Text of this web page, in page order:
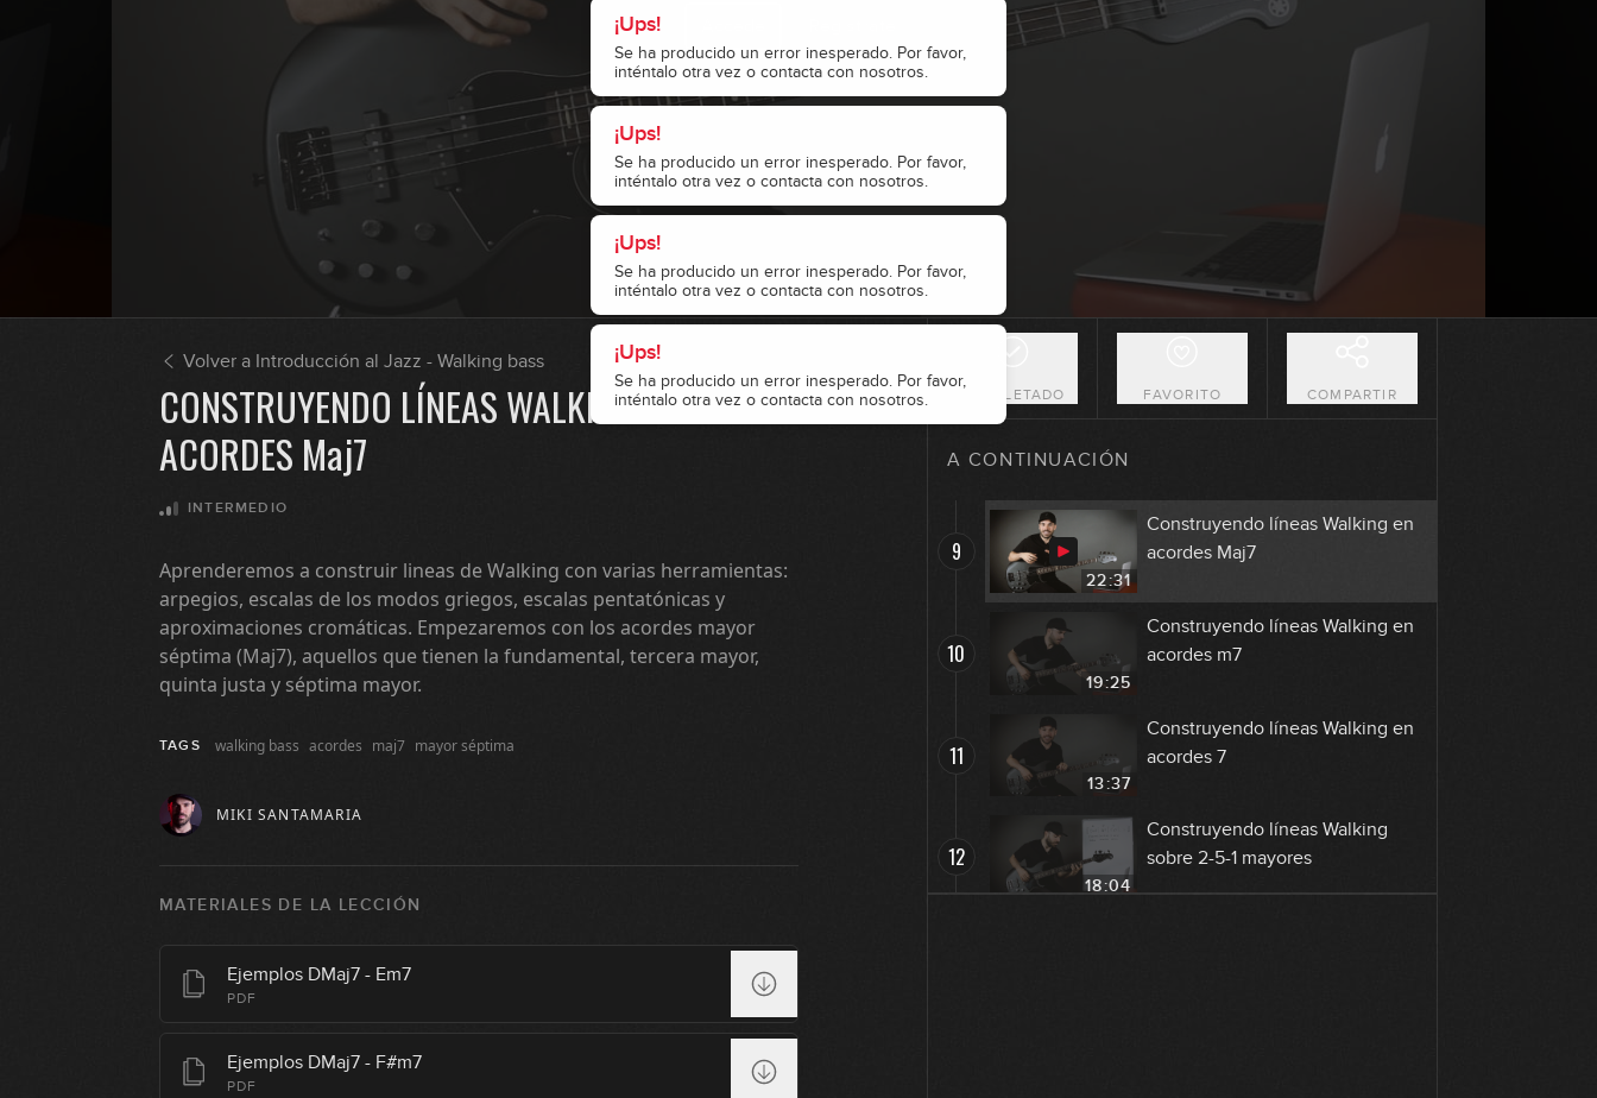
¡Ups!
Se ha producido un error inesperado. Por favor,
inténtalo otra vez o contacta con nosotros.
¡Ups!
Se ha producido un error inesperado. Por favor,
inténtalo otra vez o contacta con nosotros.
¡Ups!
Se ha producido un error inesperado. Por favor,
inténtalo otra vez o contacta con nosotros.
¡Ups!
Se ha producido un error inesperado. Por favor,
inténtalo otra vez o contacta con nosotros.
Volver a Introducción al Jazz - Walking bass
CONSTRUYENDO LÍNEAS WALKING EN
ACORDES Maj7
INTERMEDIO
Aprenderemos a construir lineas de Walking con varias herramientas:
arpegios, escalas de los modos griegos, escalas pentatónicas y
aproximaciones cromáticas. Empezaremos con los acordes mayor
séptima (Maj7), aquellos que tienen la fundamental, tercera mayor,
quinta justa y séptima mayor.
TAGS walking bass acordes maj7 mayor séptima
MIKI SANTAMARIA
MATERIALES DE LA LECCIÓN
Ejemplos DMaj7 - Em7
PDF
Ejemplos DMaj7 - F#m7
PDF
COMPLETADO FAVORITO COMPARTIR
A CONTINUACIÓN
Arpegios Maj7 con el círculo de
cuartas
16:29
Arpegios con el círculo de cuartas
8
Aproximaciones cromáticas en el
9
22:31
Construyendo líneas Walking en
acordes Maj7
10
19:25
Construyendo líneas Walking en
acordes m7
11
13:37
Construyendo líneas Walking en
acordes 7
12
18:04
Construyendo líneas Walking
sobre 2-5-1 mayores